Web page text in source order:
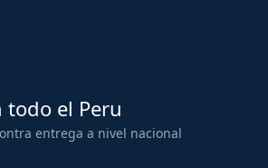
todo el Peru
entrega a nivel nacional